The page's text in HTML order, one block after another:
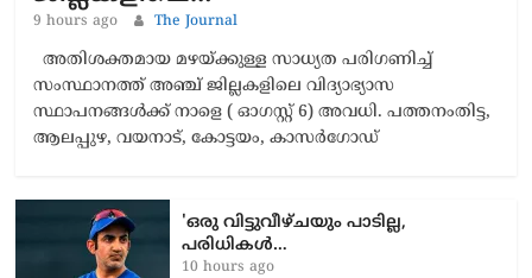
9 hours ago The Journal
അതിശക്തമായ മഴയ്ക്കുള്ള സാധ്യത പരിഗണിച്ച്
സംസ്ഥാനത്ത് അഞ്ച് ജില്ലകളിലെ വിദ്യാഭ്യാസ
സ്ഥാപനങ്ങള്‍ക്ക് നാളെ ( ഓഗസ്റ്റ് 6) അവധി. പത്തനംതിട്ട,
ആലപ്പുഴ, വയനാട്, കോട്ടയം, കാസര്‍ഗോഡ്
'ഒരു വിട്ടുവീഴ്ചയും പാടില്ല,
പരിധികൾ…
10 hours ago